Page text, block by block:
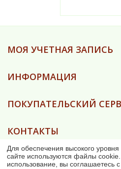
МОЯ УЧЕТНАЯ ЗАПИСЬ
ИНФОРМАЦИЯ
ПОКУПАТЕЛЬСКИЙ
КОНТАКТЫ
© 2023 - 2026 Ковка-дом (ФОП
Для обеспечения высокого
сайте используются файлы
использование, вы соглашаетесь